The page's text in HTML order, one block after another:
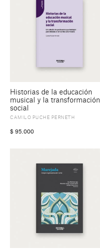
Historias de la educación
musical y la transformación
social
CAMILO PUCHE PERNETH
$ 95.000